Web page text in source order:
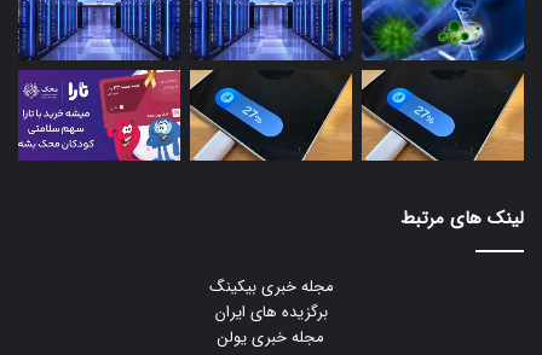
لینک های مرتبط
مجله خبری بیکینگ
برگزیده های ایران
مجله خبری یولن